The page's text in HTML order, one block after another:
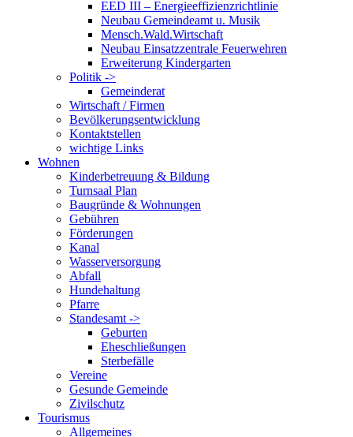
EED III – Energieeffizienzrichtlinie
Neubau Gemeindeamt u. Musik
Mensch.Wald.Wirtschaft
Neubau Einsatzzentrale Feuerwehren
Erweiterung Kindergarten
Politik ->
Gemeinderat
Wirtschaft / Firmen
Bevölkerungsentwicklung
Kontaktstellen
wichtige Links
Wohnen
Kinderbetreuung & Bildung
Turnsaal Plan
Baugründe & Wohnungen
Gebühren
Förderungen
Kanal
Wasserversorgung
Abfall
Hundehaltung
Pfarre
Standesamt ->
Geburten
Eheschließungen
Sterbefälle
Vereine
Gesunde Gemeinde
Zivilschutz
Tourismus
Allgemeines